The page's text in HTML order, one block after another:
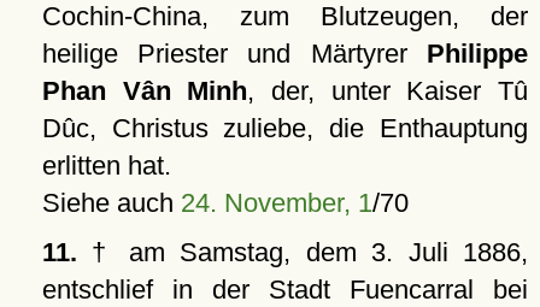
Cochin-China, zum Blutzeugen, der
heilige Priester und Märtyrer Philippe
Phan Vân Minh, der, unter Kaiser Tû
Dûc, Christus zuliebe, die Enthauptung
erlitten hat.
Siehe auch 24. November, 1/70
11. † am Samstag, dem 3. Juli 1886,
entschlief in der Stadt Fuencarral bei